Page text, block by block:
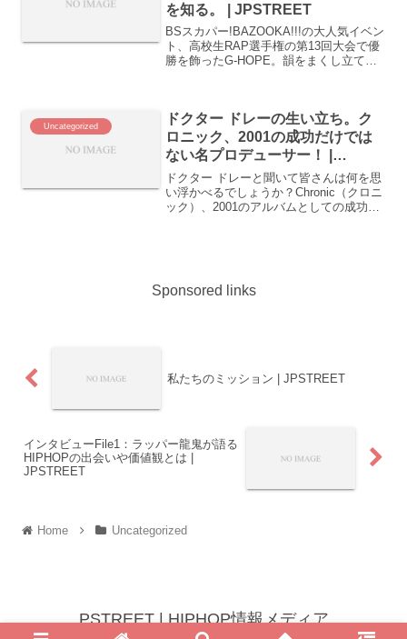
を知る。 | JPSTREET
BSスカパー!BAZOOKA!!!の大人気イベン
ト、高校生RAP選手権の第13回大会で優
勝を飾ったG-HOPE。韻をまくし立てな
ホ...
Uncategorized
ドクター ドレーの生い立ち。ク
ロニック、2001の成功だけでは
ない名プロデューサー！ |
JPSTREET
ドクター ドレーと聞いて皆さんは何を思
い浮かべるでしょうか？Chronic（クロニ
ック）、2001のアルバムとしての成功を
Sponsored links
私たちのミッション | JPSTREET
インタビューFile1：ラッパー龍鬼が語る
HIPHOPの出会いや価値観とは |
JPSTREET
Home Uncategorized
PSTREET | HIPHOP情報メディア